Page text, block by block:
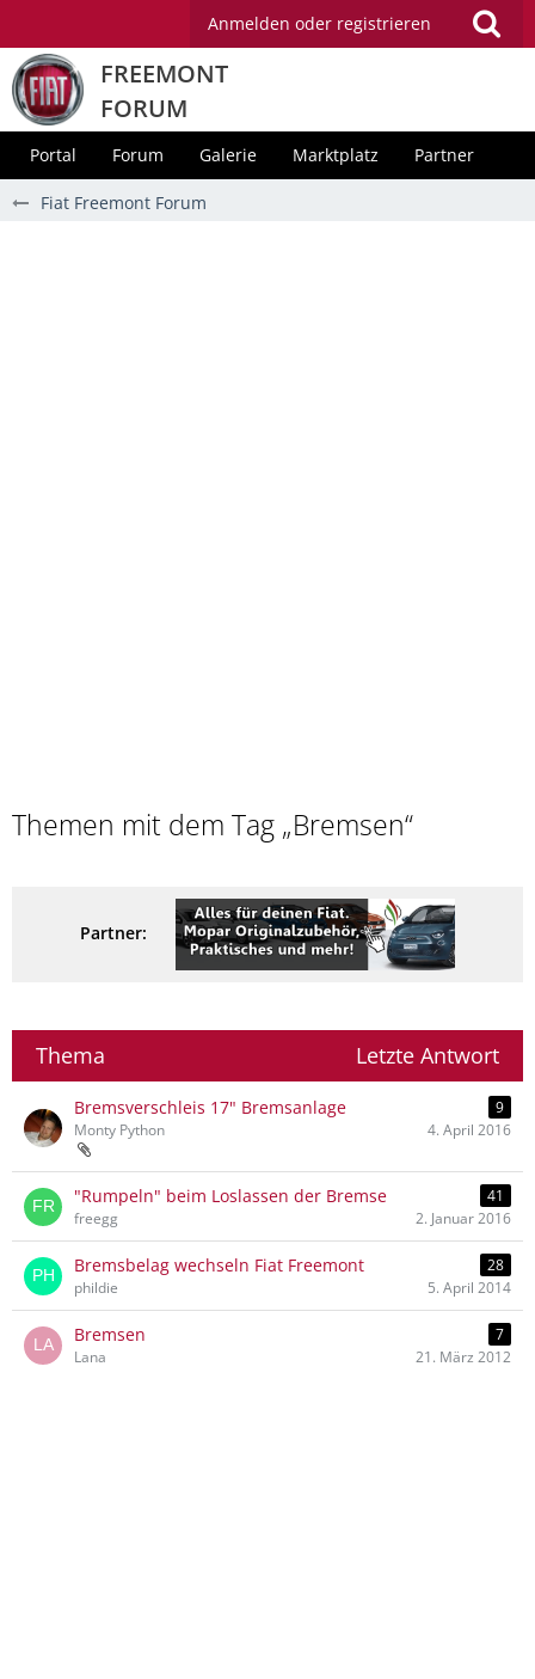
Anmelden oder registrieren
FREEMONT
FORUM
Portal Forum Galerie Marktplatz Partner
Fiat Freemont Forum
Themen mit dem Tag „Bremsen“
Partner:
Thema Letzte Antwort
Bremsverschleis 17" Bremsanlage
9
Monty Python
4. April 2016
"Rumpeln" beim Loslassen der Bremse
41
freegg
2. Januar 2016
Bremsbelag wechseln Fiat Freemont
28
phildie
5. April 2014
Bremsen
7
Lana
21. März 2012